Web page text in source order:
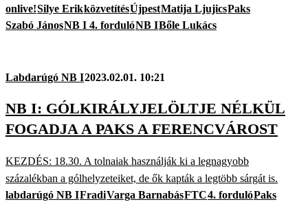
onlive!Silye ErikközvetítésÚjpestMatija LjujicsPaks
Szabó JánosNB I 4. fordulóNB IBőle Lukács
Labdarúgó NB I2023.02.01. 10:21
NB I: GÓLKIRÁLYJELÖLTJE NÉLKÜL
FOGADJA A PAKS A FERENCVÁROST
KEZDÉS: 18.30. A tolnaiak használják ki a legnagyobb
százalékban a gólhelyzeteiket, de ők kapták a legtöbb sárgát is.
labdarúgó NB IFradiVarga BarnabásFTC4. fordulóPaks